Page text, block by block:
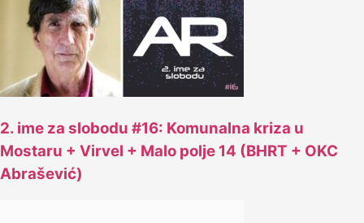
2. ime za slobodu #16: Komunalna kriza u
Mostaru + Virvel + Malo polje 14 (BHRT + OKC
Abrašević)